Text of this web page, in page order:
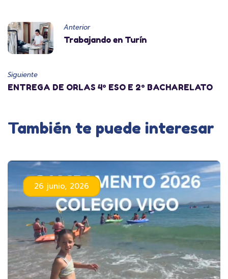
Anterior
Trabajando en Turín
Siguiente
ENTREGA DE ORLAS 4º ESO E 2º BACHARELATO
También te puede interesar
26 junio, 2026